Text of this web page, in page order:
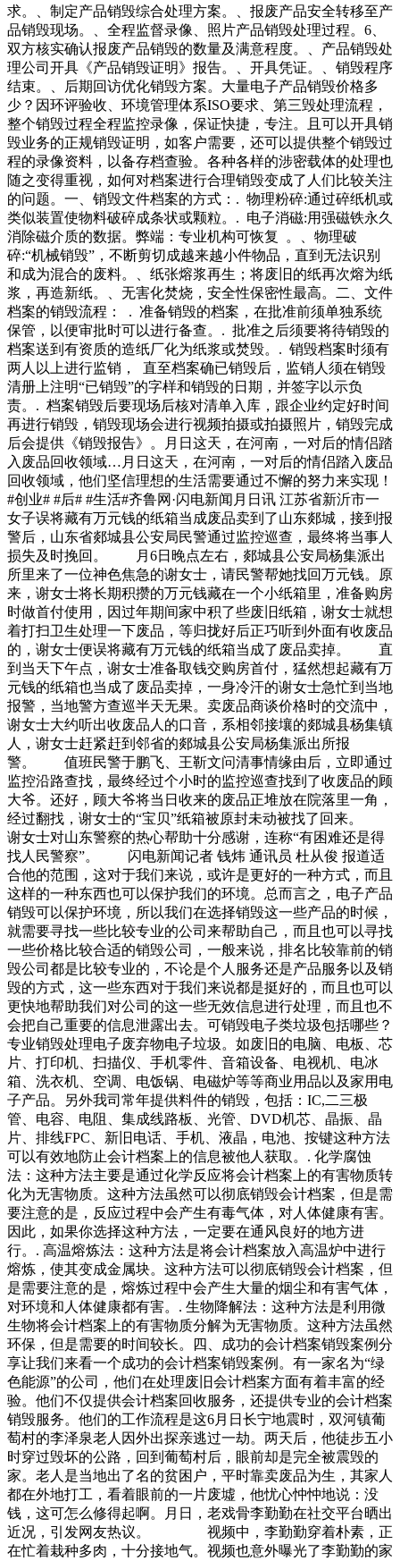
求。、制定产品销毁综合处理方案。、报废产品安全转移至产
品销毁现场。、全程监督录像、照片产品销毁处理过程。6、
双方核实确认报废产品销毁的数量及满意程度。、产品销毁处
理公司开具《产品销毁证明》报告。、开具凭证。、销毁程序
结束。、后期回访优化销毁方案。大量电子产品销毁价格多
少？因环评验收、环境管理体系ISO要求、第三毁处理流程，
整个销毁过程全程监控录像，保证快捷，专注。且可以开具销
毁业务的正规销毁证明，如客户需要，还可以提供整个销毁过
程的录像资料，以备存档查验。各种各样的涉密载体的处理也
随之变得重视，如何对档案进行合理销毁变成了人们比较关注
的问题。一、销毁文件档案的方式：. 物理粉碎:通过碎纸机或
类似装置使物料破碎成条状或颗粒。. 电子消磁:用强磁铁永久
消除磁介质的数据。弊端：专业机构可恢复 。、物理破
碎:“机械销毁”，不断剪切成越来越小件物品，直到无法识别
和成为混合的废料。、纸张熔浆再生；将废旧的纸再次熔为纸
浆，再造新纸。、无害化焚烧，安全性保密性最高。二、文件
档案的销毁流程： . 准备销毁的档案，在批准前须单独系统
保管，以便审批时可以进行备查。. 批准之后须要将待销毁的
档案送到有资质的造纸厂化为纸浆或焚毁。. 销毁档案时须有
两人以上进行监销， 直至档案确已销毁后，监销人须在销毁
清册上注明“已销毁”的字样和销毁的日期，并签字以示负
责。. 档案销毁后要现场后核对清单入库，跟企业约定好时间
再进行销毁，销毁现场会进行视频拍摄或拍摄照片，销毁完成
后会提供《销毁报告》。月日这天，在河南，一对后的情侣踏
入废品回收领域…月日这天，在河南，一对后的情侣踏入废品
回收领域，他们坚信理想的生活需要通过不懈的努力来实现！
#创业# #后# #生活#齐鲁网·闪电新闻月日讯 江苏省新沂市一
女子误将藏有万元钱的纸箱当成废品卖到了山东郯城，接到报
警后，山东省郯城县公安局民警通过监控巡查，最终将当事人
损失及时挽回。 月6日晚点左右，郯城县公安局杨集派出
所里来了一位神色焦急的谢女士，请民警帮她找回万元钱。原
来，谢女士将长期积攒的万元钱藏在一个小纸箱里，准备购房
时做首付使用，因过年期间家中积了些废旧纸箱，谢女士就想
着打扫卫生处理一下废品，等归拢好后正巧听到外面有收废品
的，谢女士便误将藏有万元钱的纸箱当成了废品卖掉。 直
到当天下午点，谢女士准备取钱交购房首付，猛然想起藏有万
元钱的纸箱也当成了废品卖掉，一身冷汗的谢女士急忙到当地
报警，当地警方查巡半天无果。卖废品商谈价格时的交流中，
谢女士大约听出收废品人的口音，系相邻接壤的郯城县杨集镇
人，谢女士赶紧赶到邻省的郯城县公安局杨集派出所报
警。 值班民警于鹏飞、王靳文问清事情缘由后，立即通过
监控沿路查找，最终经过个小时的监控巡查找到了收废品的顾
大爷。还好，顾大爷将当日收来的废品正堆放在院落里一角，
经过翻找，谢女士的“宝贝”纸箱被原封未动被找了回来。
谢女士对山东警察的热心帮助十分感谢，连称“有困难还是得
找人民警察”。 闪电新闻记者 钱炜 通讯员 杜从俊 报道适
合他的范围，这对于我们来说，或许是更好的一种方式，而且
这样的一种东西也可以保护我们的环境。总而言之，电子产品
销毁可以保护环境，所以我们在选择销毁这一些产品的时候，
就需要寻找一些比较专业的公司来帮助自己，而且也可以寻找
一些价格比较合适的销毁公司，一般来说，排名比较靠前的销
毁公司都是比较专业的，不论是个人服务还是产品服务以及销
毁的方式，这一些东西对于我们来说都是挺好的，而且也可以
更快地帮助我们对公司的这一些无效信息进行处理，而且也不
会把自己重要的信息泄露出去。可销毁电子类垃圾包括哪些？
专业销毁处理电子废弃物电子垃圾。如废旧的电脑、电板、芯
片、打印机、扫描仪、手机零件、音箱设备、电视机、电冰
箱、洗衣机、空调、电饭锅、电磁炉等等商业用品以及家用电
子产品。另外我司常年提供料件的销毁，包括：IC,二三极
管、电容、电阻、集成线路板、光管、DVD机芯、晶振、晶
片、排线FPC、新旧电话、手机、液晶，电池、按键这种方法
可以有效地防止会计档案上的信息被他人获取。. 化学腐蚀
法：这种方法主要是通过化学反应将会计档案上的有害物质转
化为无害物质。这种方法虽然可以彻底销毁会计档案，但是需
要注意的是，反应过程中会产生有毒气体，对人体健康有害。
因此，如果你选择这种方法，一定要在通风良好的地方进
行。. 高温熔炼法：这种方法是将会计档案放入高温炉中进行
熔炼，使其变成金属块。这种方法可以彻底销毁会计档案，但
是需要注意的是，熔炼过程中会产生大量的烟尘和有害气体，
对环境和人体健康都有害。. 生物降解法：这种方法是利用微
生物将会计档案上的有害物质分解为无害物质。这种方法虽然
环保，但是需要的时间较长。四、成功的会计档案销毁案例分
享让我们来看一个成功的会计档案销毁案例。有一家名为“绿
色能源”的公司，他们在处理废旧会计档案方面有着丰富的经
验。他们不仅提供会计档案回收服务，还提供专业的会计档案
销毁服务。他们的工作流程是这6月日长宁地震时，双河镇葡
萄村的李泽泉老人因外出探亲逃过一劫。两天后，他徒步五小
时穿过毁坏的公路，回到葡萄村后，眼前却是完全被震毁的
家。老人是当地出了名的贫困户，平时靠卖废品为生，其家人
都在外地打工，看着眼前的一片废墟，他忧心忡忡地说：没
钱，这可怎么修得起啊。月日，老戏骨李勤勤在社交平台晒出
近况，引发网友热议。 视频中，李勤勤穿着朴素，正
在忙着栽种多肉，十分接地气。视频也意外曝光了李勤勤的家